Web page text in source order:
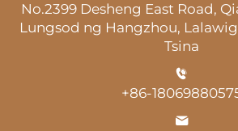
No.2399 Desheng East Road,
Lungsod ng Hangzhou,
Tsina
+86-